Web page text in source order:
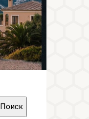
Поиск